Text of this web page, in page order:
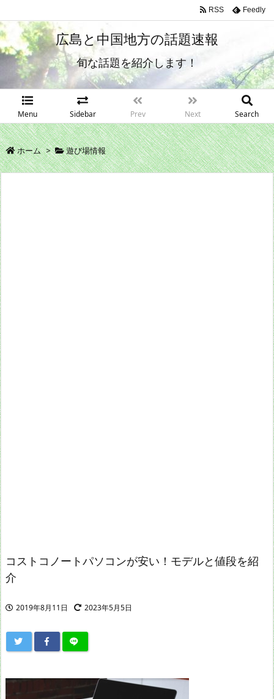
広島と中国地方の話題速報
旬な話題を紹介します！
Menu Sidebar Prev Next Search
RSS Feedly
ホーム > 遊び場情報
コストコノートパソコンが安い！モデルと値段を紹
介
2019年8月11日 2023年5月5日